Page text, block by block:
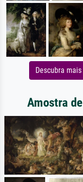
Descubra
Amostra